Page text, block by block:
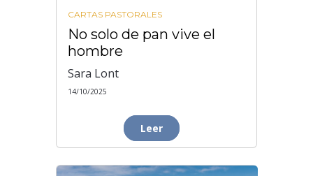
CARTAS PASTORALES
No solo de pan vive el
hombre
Sara Lont
14/10/2025
Leer